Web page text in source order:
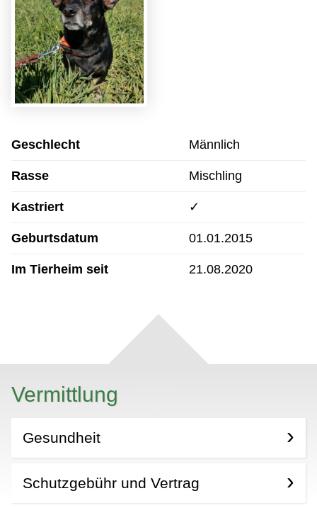
Geschlecht Männlich
Rasse Mischling
Kastriert ✓
Geburtsdatum 01.01.2015
Im Tierheim seit 21.08.2020
Vermittlung
Gesundheit
Schutzgebühr und Vertrag